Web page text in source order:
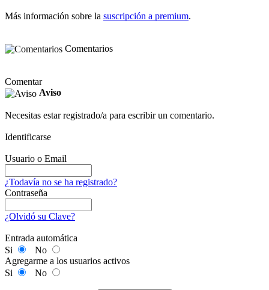
Más información sobre la suscripción a premium.
Comentarios
Comentar
Aviso
Necesitas estar registrado/a para escribir un comentario.
Identificarse
Usuario o Email
¿Todavía no se ha registrado?
Contraseña
¿Olvidó su Clave?
Entrada automática
Si
No
Agregarme a los usuarios activos
Si
No